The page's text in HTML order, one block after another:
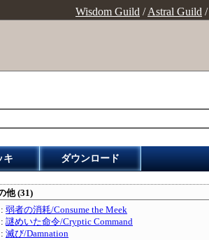
Wisdom Guild /Astral Guild /
キ ダウンロード
他 (31)
弱者の消耗/Consume the Meek
謎めいた命令/Cryptic Command
滅び/Damnation